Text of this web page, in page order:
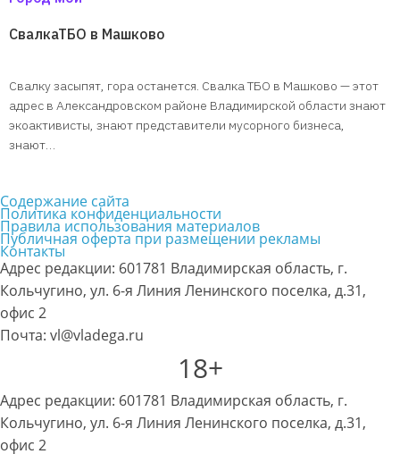
СвалкаТБО в Машково
Свалку засыпят, гора останется. Свалка ТБО в Машково — этот
адрес в Александровском районе Владимирской области знают
экоактивисты, знают представители мусорного бизнеса,
знают…
Содержание сайта
Политика конфиденциальности
Правила использования материалов
Публичная оферта при размещении рекламы
Контакты
Адрес редакции: 601781 Владимирская область, г.
Кольчугино, ул. 6-я Линия Ленинского поселка, д.31,
офис 2
Почта: vl@vladega.ru
18+
Адрес редакции: 601781 Владимирская область, г.
Кольчугино, ул. 6-я Линия Ленинского поселка, д.31,
офис 2